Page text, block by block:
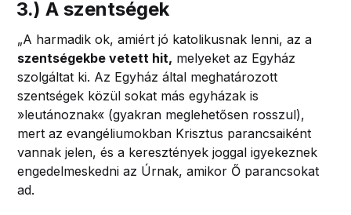
3.) A szentségek
„A harmadik ok, amiért jó katolikusnak lenni, az a
szentségekbe vetett hit, melyeket az Egyház
szolgáltat ki. Az Egyház által meghatározott
szentségek közül sokat más egyházak is
»leutánoznak« (gyakran meglehetősen rosszul),
mert az evangéliumokban Krisztus parancsaiként
vannak jelen, és a keresztények joggal igyekeznek
engedelmeskedni az Úrnak, amikor Ő parancsokat
ad.